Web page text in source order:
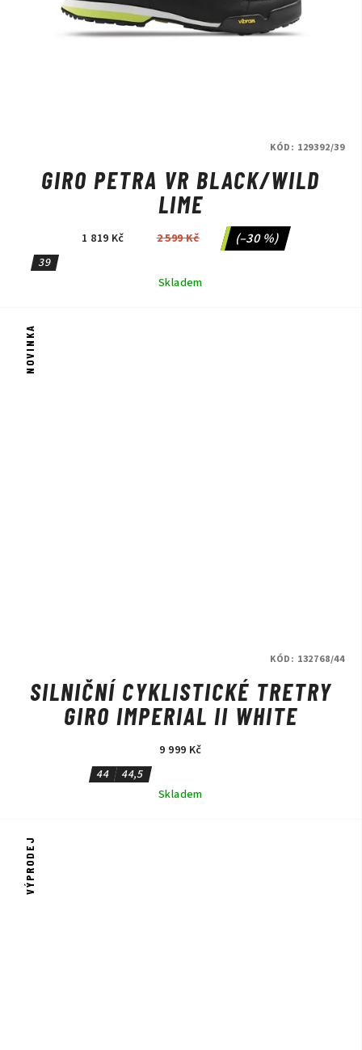
GIRO PETRA VR BLACK/WILD
LIME
1 819 Kč 2 599 Kč (–30 %)
39
Skladem
KÓD: 129392/39
NOVINKA
SILNIČNÍ CYKLISTICKÉ TRETRY
GIRO IMPERIAL II WHITE
9 999 Kč
44
44,5
Skladem
KÓD: 132768/44
VÝPRODEJ